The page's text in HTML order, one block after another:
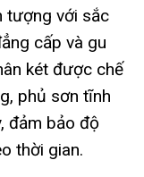
tượng với sắc
cấp và gu
két được chế
phủ sơn tĩnh
đảm bảo độ
thời gian.